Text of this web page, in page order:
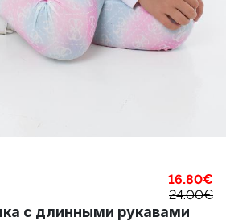
16.80€
24.00€
с длинными рукавами